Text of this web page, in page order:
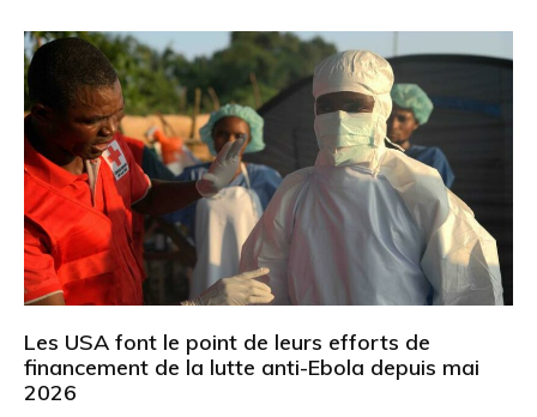
Les USA font le point de leurs efforts de
financement de la lutte anti-Ebola depuis mai
2026